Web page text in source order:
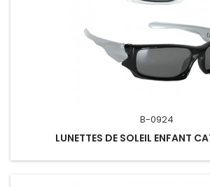
B-0924
LUNETTES DE SOLEIL ENFANT